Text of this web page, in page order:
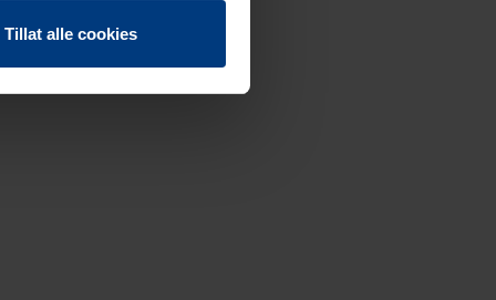
Tillat alle cookies